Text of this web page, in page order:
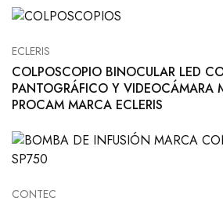
ECLERIS
COLPOSCOPIO BINOCULAR LED
PANTOGRÁFICO Y VIDEOCÁMARA
PROCAM MARCA ECLERIS
CONTEC